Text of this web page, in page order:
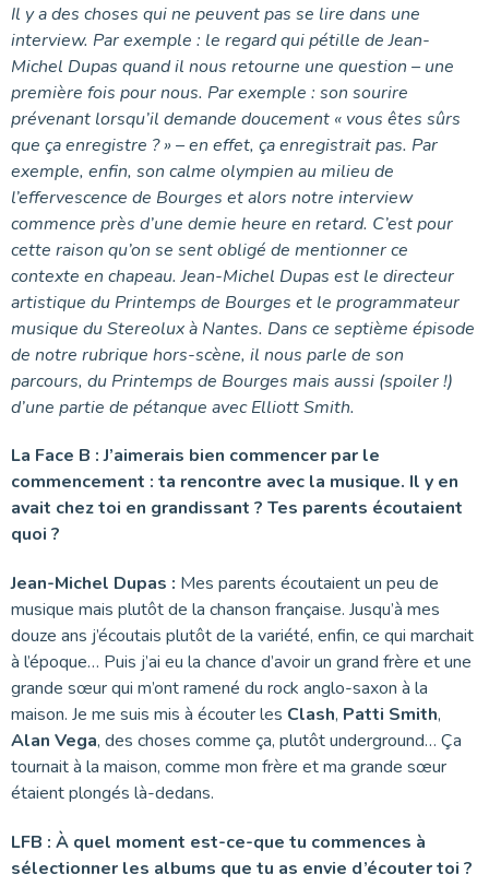
Il y a des choses qui ne peuvent pas se lire dans une
interview. Par exemple : le regard qui pétille de Jean-
Michel Dupas quand il nous retourne une question – une
première fois pour nous. Par exemple : son sourire
prévenant lorsqu’il demande doucement « vous êtes sûrs
que ça enregistre ? » – en effet, ça enregistrait pas. Par
exemple, enfin, son calme olympien au milieu de
l’effervescence de Bourges et alors notre interview
commence près d’une demie heure en retard. C’est pour
cette raison qu’on se sent obligé de mentionner ce
contexte en chapeau. Jean-Michel Dupas est le directeur
artistique du Printemps de Bourges et le programmateur
musique du Stereolux à Nantes. Dans ce septième épisode
de notre rubrique hors-scène, il nous parle de son
parcours, du Printemps de Bourges mais aussi (spoiler !)
d’une partie de pétanque avec Elliott Smith.
La Face B : J’aimerais bien commencer par le
commencement : ta rencontre avec la musique. Il y en
avait chez toi en grandissant ? Tes parents écoutaient
quoi ?
Jean-Michel Dupas : Mes parents écoutaient un peu de
musique mais plutôt de la chanson française. Jusqu’à mes
douze ans j’écoutais plutôt de la variété, enfin, ce qui marchait
à l’époque… Puis j’ai eu la chance d’avoir un grand frère et une
grande sœur qui m’ont ramené du rock anglo-saxon à la
maison. Je me suis mis à écouter les Clash, Patti Smith,
Alan Vega, des choses comme ça, plutôt underground… Ça
tournait à la maison, comme mon frère et ma grande sœur
étaient plongés là-dedans.
LFB : À quel moment est-ce-que tu commences à
sélectionner les albums que tu as envie d’écouter toi ?